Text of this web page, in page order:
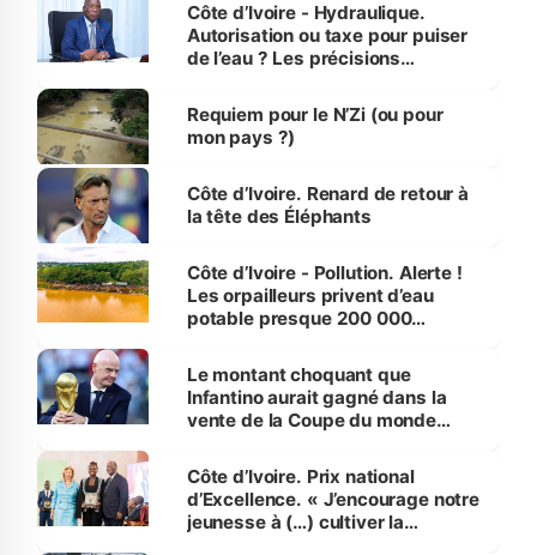
Côte d’Ivoire - Hydraulique.
Autorisation ou taxe pour puiser
de l’eau ? Les précisions
Requiem pour le N’Zi (ou pour
mon pays ?)
Côte d’Ivoire. Renard de retour à
la tête des Éléphants
Côte d’Ivoire - Pollution. Alerte !
Les orpailleurs privent d’eau
potable presque 200 000
Le montant choquant que
Infantino aurait gagné dans la
vente de la Coupe du monde
Côte d’Ivoire. Prix national
d’Excellence. « J’encourage notre
jeunesse à (…) cultiver la